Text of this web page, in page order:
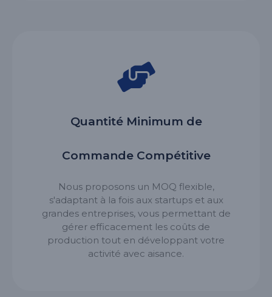
Quantité Minimum de
Commande Compétitive
Nous proposons un MOQ flexible,
s'adaptant à la fois aux startups et aux
grandes entreprises, vous permettant de
gérer efficacement les coûts de
production tout en développant votre
activité avec aisance.